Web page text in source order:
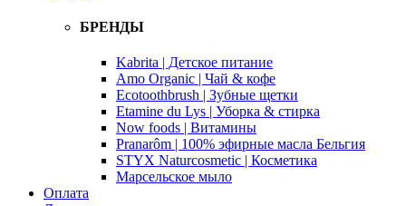
БРЕНДЫ
Kabrita | Детское питание
Amo Organic | Чай & кофе
Ecotoothbrush | Зубные щетки
Etamine du Lys | Уборка & стирка
Now foods | Витамины
Pranarôm | 100% эфирные масла Бельгия
STYX Naturcosmetic | Косметика
Марсельское мыло
Оплата